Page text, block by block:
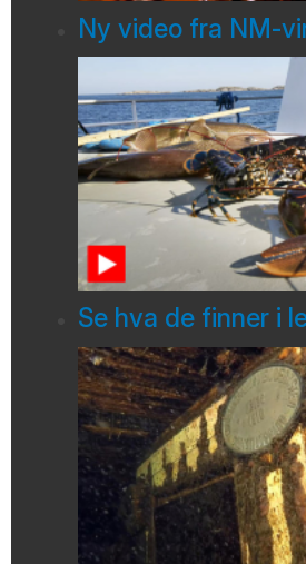
Ny video fra NM-
Se hva de finner i